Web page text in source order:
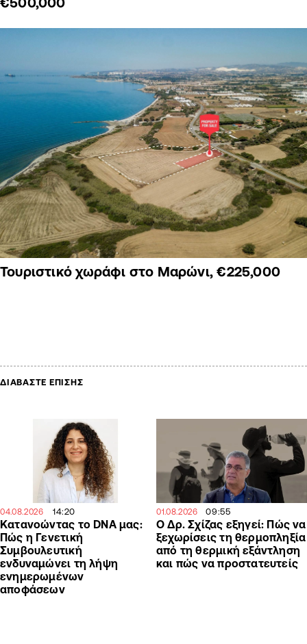
Τουριστικό χωράφι στο Μαρώνι, €225,000
ΔΙΑΒΑΣΤΕ ΕΠΙΣΗΣ
04.08.2026 14:20
Κατανοώντας το DNA μας:
Πώς η Γενετική
Συμβουλευτική
ενδυναμώνει τη λήψη
ενημερωμένων
αποφάσεων
01.08.2026 09:55
Ο Δρ. Σχίζας εξηγεί: Πώς να
ξεχωρίσεις τη θερμοπληξία
από τη θερμική εξάντληση
και πώς να προστατευτείς